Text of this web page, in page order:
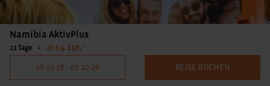
Namibia AktivPlus
22 Tage • ab € 4.150,-
16.09.26 - 07.10.26 REISE BUCHEN